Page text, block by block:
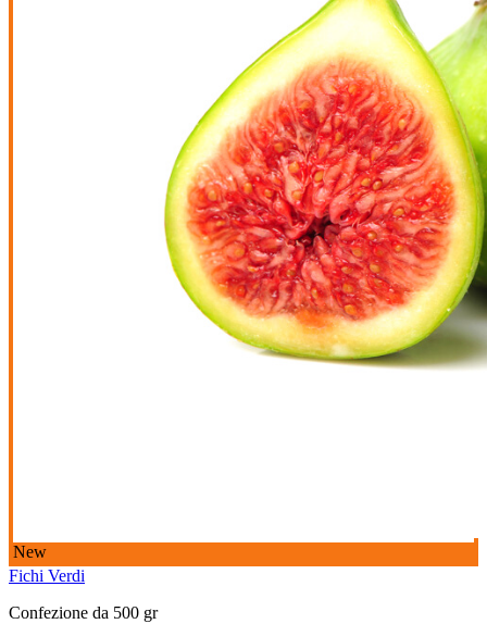
New
Fichi Verdi
Confezione da 500 gr